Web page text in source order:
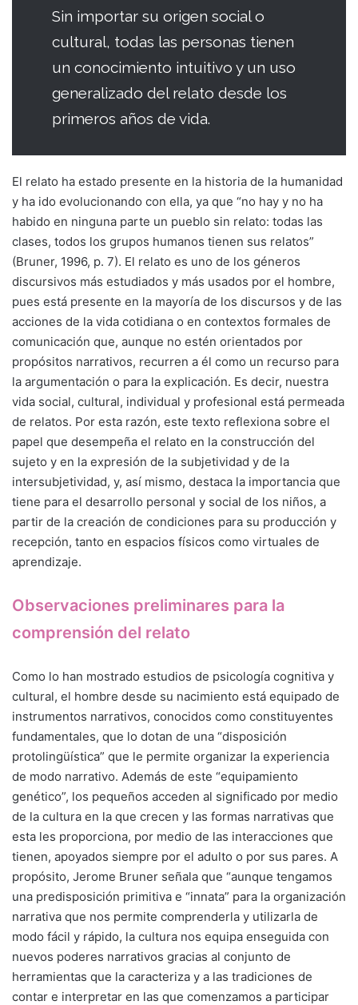
Sin importar su origen social o
cultural, todas las personas tienen
un conocimiento intuitivo y un uso
generalizado del relato desde los
primeros años de vida.
El relato ha estado presente en la historia de la humanidad
y ha ido evolucionando con ella, ya que “no hay y no ha
habido en ninguna parte un pueblo sin relato: todas las
clases, todos los grupos humanos tienen sus relatos”
(Bruner, 1996, p. 7). El relato es uno de los géneros
discursivos más estudiados y más usados por el hombre,
pues está presente en la mayoría de los discursos y de las
acciones de la vida cotidiana o en contextos formales de
comunicación que, aunque no estén orientados por
propósitos narrativos, recurren a él como un recurso para
la argumentación o para la explicación. Es decir, nuestra
vida social, cultural, individual y profesional está permeada
de relatos. Por esta razón, este texto reflexiona sobre el
papel que desempeña el relato en la construcción del
sujeto y en la expresión de la subjetividad y de la
intersubjetividad, y, así mismo, destaca la importancia que
tiene para el desarrollo personal y social de los niños, a
partir de la creación de condiciones para su producción y
recepción, tanto en espacios físicos como virtuales de
aprendizaje.
Observaciones preliminares para la
comprensión del relato
Como lo han mostrado estudios de psicología cognitiva y
cultural, el hombre desde su nacimiento está equipado de
instrumentos narrativos, conocidos como constituyentes
fundamentales, que lo dotan de una “disposición
protolingüística” que le permite organizar la experiencia
de modo narrativo. Además de este “equipamiento
genético”, los pequeños acceden al significado por medio
de la cultura en la que crecen y las formas narrativas que
esta les proporciona, por medio de las interacciones que
tienen, apoyados siempre por el adulto o por sus pares. A
propósito, Jerome Bruner señala que “aunque tengamos
una predisposición primitiva e “innata” para la organización
narrativa que nos permite comprenderla y utilizarla de
modo fácil y rápido, la cultura nos equipa enseguida con
nuevos poderes narrativos gracias al conjunto de
herramientas que la caracteriza y a las tradiciones de
contar e interpretar en las que comenzamos a participar